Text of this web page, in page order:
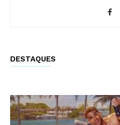
DESTAQUES